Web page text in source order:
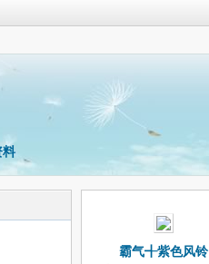
料
霸气╉紫色风铃